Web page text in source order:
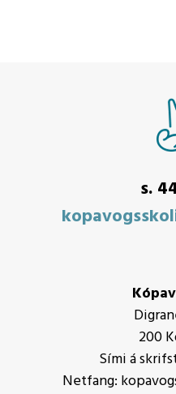
s.
200
Sími á
Netfang: